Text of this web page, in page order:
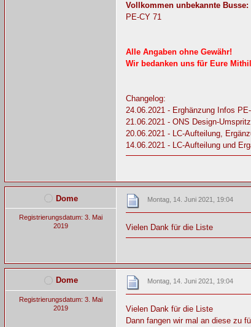
Vollkommen unbekannte Busse:
PE-CY 71
Alle Angaben ohne Gewähr!
Wir bedanken uns für Eure
Changelog:
24.06.2021 - Erghänzung Infos
21.06.2021 - ONS Design-
20.06.2021 - LC-Aufteilung,
14.06.2021 - LC-Aufteilung und
Dome
Registrierungsdatum: 3. Mai
2019
Montag, 14. Juni 2021, 19:04
Vielen Dank für die Liste
Dome
Registrierungsdatum: 3. Mai
2019
Montag, 14. Juni 2021, 19:04
Vielen Dank für die Liste
Dann fangen wir mal an diese zu